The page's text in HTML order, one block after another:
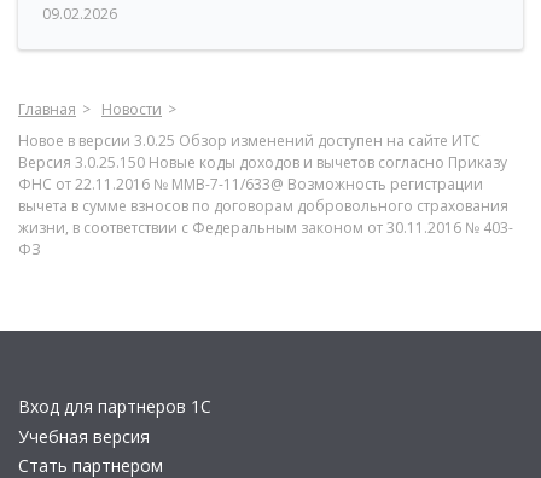
09.02.2026
Главная
Новости
Новое в версии 3.0.25 Обзор изменений доступен на сайте ИТС
Версия 3.0.25.150 Новые коды доходов и вычетов согласно Приказу
ФНС от 22.11.2016 № ММВ-7-11/633@ Возможность регистрации
вычета в сумме взносов по договорам добровольного страхования
жизни, в соответствии с Федеральным законом от 30.11.2016 № 403-
ФЗ
Вход для партнеров 1С
Учебная версия
Стать партнером